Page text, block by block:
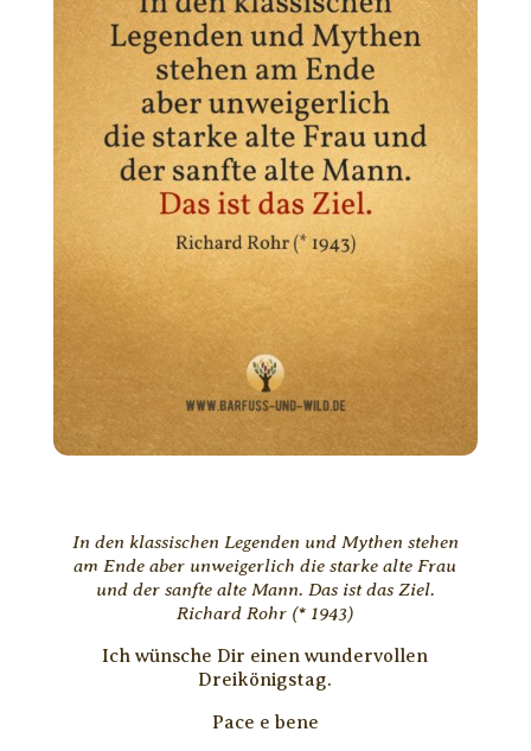
In den klassischen Legenden und Mythen stehen
am Ende aber unweigerlich die starke alte Frau
und der sanfte alte Mann. Das ist das Ziel.
Richard Rohr (* 1943)
Ich wünsche Dir einen wundervollen
Dreikönigstag.
Pace e bene